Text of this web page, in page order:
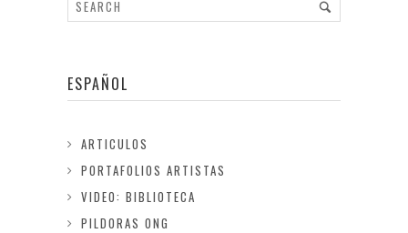
ESPAÑOL
ARTICULOS
PORTAFOLIOS ARTISTAS
VIDEO: BIBLIOTECA
PILDORAS ONG